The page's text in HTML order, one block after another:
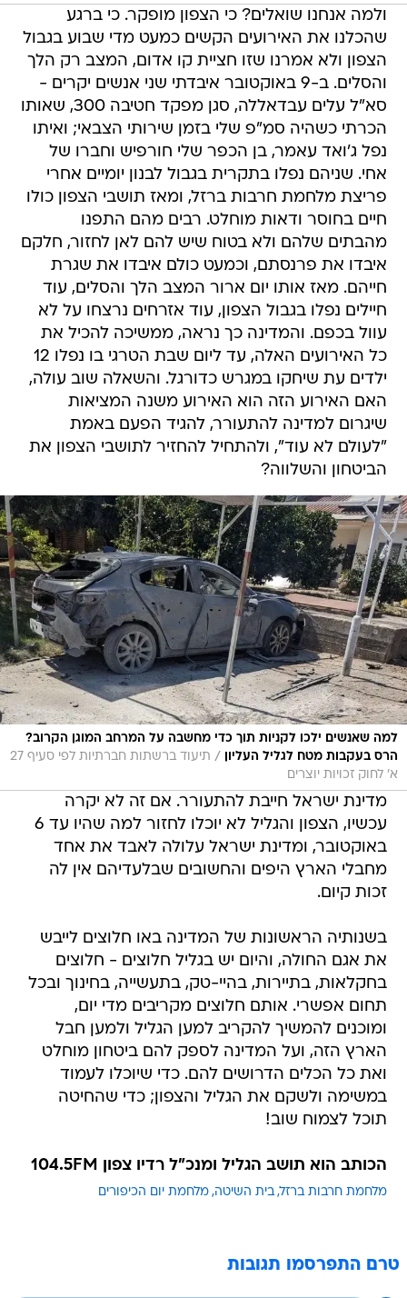
ולמה אנחנו שואלים? כי הצפון מופקר. כי ברגע
שהכלנו את האירועים הקשים כמעט מדי שבוע בגבול
הצפון ולא אמרנו שזו חציית קו אדום, המצב רק הלך
והסלים. ב-9 באוקטובר איבדתי שני אנשים יקרים -
סא"ל עלים עבדאללה, סגן מפקד חטיבה 300, שאותו
הכרתי כשהיה סמ"פ שלי בזמן שירותי הצבאי; ואיתו
נפל ג'ואד עאמר, בן הכפר שלי חורפיש וחברו של
אחי. שניהם נפלו בתקרית בגבול לבנון יומיים אחרי
פריצת מלחמת חרבות ברזל, ומאז תושבי הצפון כולו
חיים בחוסר ודאות מוחלט. רבים מהם התפנו
מהבתים שלהם ולא בטוח שיש להם לאן לחזור, חלקם
איבדו את פרנסתם, וכמעט כולם איבדו את שגרת
חייהם. מאז אותו יום ארור המצב הלך והסלים, עוד
חיילים נפלו בגבול הצפון, עוד אזרחים נרצחו על לא
עוול בכפם. והמדינה כך נראה, ממשיכה להכיל את
כל האירועים האלה, עד ליום שבת הטרגי בו נפלו 12
ילדים עת שיחקו במגרש כדורגל. והשאלה שוב עולה,
האם האירוע הזה הוא האירוע משנה המציאות
שיגרום למדינה להתעורר, להגיד הפעם באמת
"לעולם לא עוד", ולהתחיל להחזיר לתושבי הצפון את
הביטחון והשלווה?
למה שאנשים ילכו לקניות תוך כדי מחשבה על המרחב המוגן הקרוב?
הרס בעקבות מטח לגליל העליון
/
תיעוד ברשתות חברתיות לפי סעיף 27
א' לחוק זכויות יוצרים
מדינת ישראל חייבת להתעורר. אם זה לא יקרה
עכשיו, הצפון והגליל לא יוכלו לחזור למה שהיו עד 6
באוקטובר, ומדינת ישראל עלולה לאבד את אחד
מחבלי הארץ היפים והחשובים שבלעדיהם אין לה
זכות קיום.
בשנותיה הראשונות של המדינה באו חלוצים לייבש
את אגם החולה, והיום יש בגליל חלוצים - חלוצים
בחקלאות, בתיירות, בהיי-טק, בתעשייה, בחינוך ובכל
תחום אפשרי. אותם חלוצים מקריבים מדי יום,
ומוכנים להמשיך להקריב למען הגליל ולמען חבל
הארץ הזה, ועל המדינה לספק להם ביטחון מוחלט
ואת כל הכלים הדרושים להם. כדי שיוכלו לעמוד
במשימה ולשקם את הגליל והצפון; כדי שהחיטה
תוכל לצמוח שוב!
הכותב הוא תושב הגליל ומנכ"ל רדיו צפון 104.5FM
מלחמת חרבות ברזל בית השיטה מלחמת יום הכיפורים
טרם התפרסמו תגובות